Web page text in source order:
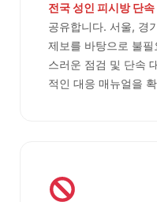
전국 성인 피시방 단
공유합니다. 서울, 경
제보를 바탕으로 불
스러운 점검 및 단속
적인 대응 매뉴얼을